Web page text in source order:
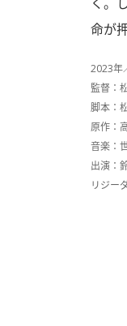
命が
2023年
監督：
脚本：
原作：
音楽：
出演：
リジー